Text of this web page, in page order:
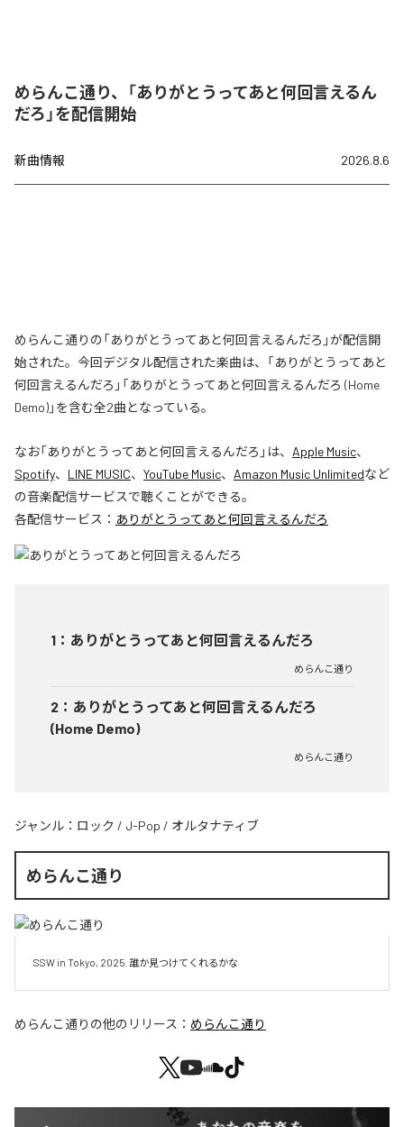
めらんこ通り、「ありがとうってあと何回言えるん
だろ」を配信開始
新曲情報 2026.8.6
めらんこ通りの「ありがとうってあと何回言えるんだろ」が配信開
始された。今回デジタル配信された楽曲は、「ありがとうってあと
何回言えるんだろ」「ありがとうってあと何回言えるんだろ (Home
Demo)」を含む全2曲となっている。
なお「ありがとうってあと何回言えるんだろ 」は、 Apple Music、
Spotify、 LINE MUSIC、 YouTube Music、 Amazon Music Unlimitedなど
の音楽配信サービスで聴くことができる。
各配信サービス： ありがとうってあと何回言えるんだろ
1 ： ありがとうってあと何回言えるんだろ
めらんこ通り
2 ： ありがとうってあと何回言えるんだろ
(Home Demo)
めらんこ通り
ジャンル： ロック / J-Pop / オルタナティブ
めらんこ通り
SSW in Tokyo, 2025. 誰か見つけてくれるかな
めらんこ通り の他のリリース： めらんこ通り